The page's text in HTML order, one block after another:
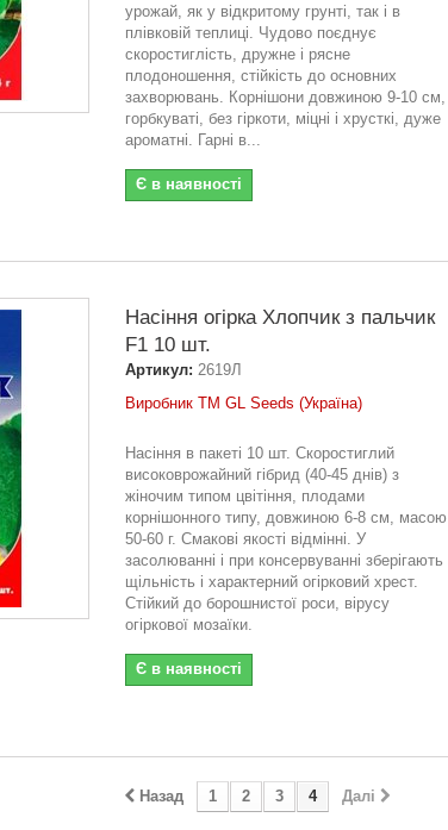
урожай, як у відкритому грунті, так і в
плівковій теплиці. Чудово поєднує
скоростиглість, дружне і рясне
плодоношення, стійкість до основних
захворювань. Корнішони довжиною 9-10 см,
горбкуваті, без гіркоти, міцні і хрусткі, дуже
ароматні. Гарні в...
Є в наявності
Насіння огірка Хлопчик з пальчик
F1 10 шт.
Артикул: 2619Л
Виробник ТМ GL Seeds (Україна)
Насіння в пакеті 10 шт. Скоростиглий
високоврожайний гібрид (40-45 днів) з
жіночим типом цвітіння, плодами
корнішонного типу, довжиною 6-8 см, масою
50-60 г. Смакові якості відмінні. У
засолюванні і при консервуванні зберігають
щільність і характерний огірковий хрест.
Стійкий до борошнистої роси, вірусу
огіркової мозаїки.
Є в наявності
Назад 1 2 3 4 Далі